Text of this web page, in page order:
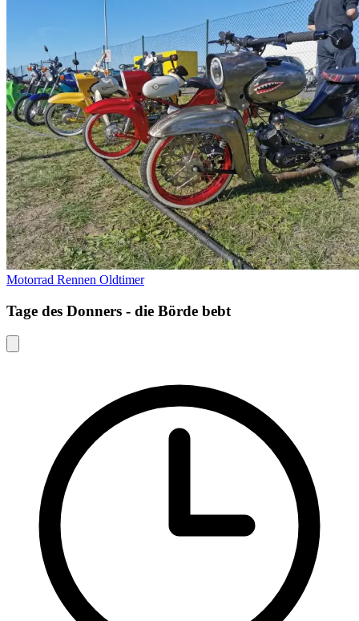
Motorrad Rennen Oldtimer
Tage des Donners - die Börde bebt